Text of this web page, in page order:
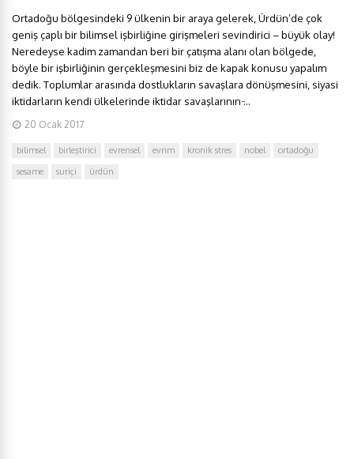
Ortadoğu bölgesindeki 9 ülkenin bir araya gelerek, Ürdün’de çok
geniş çaplı bir bilimsel işbirliğine girişmeleri sevindirici – büyük olay!
Neredeyse kadim zamandan beri bir çatışma alanı olan bölgede,
böyle bir işbirliğinin gerçekleşmesini biz de kapak konusu yapalım
dedik. Toplumlar arasında dostlukların savaşlara dönüşmesini, siyasi
iktidarların kendi ülkelerinde iktidar savaşlarının ̵...
20 Ocak 2017
bilimsel birleştirici evrensel evrim kronik stres nobel
ortadoğu
sesame
suriçi ürdün